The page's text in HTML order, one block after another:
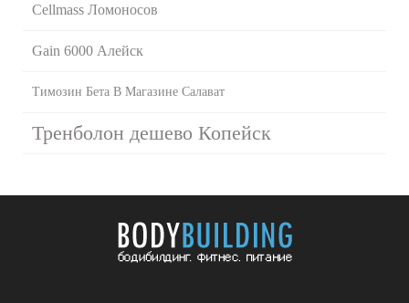
Cellmass Ломоносов
Gain 6000 Алейск
Tимозин Бета В Магазине Салават
Тренболон дешево Копейск